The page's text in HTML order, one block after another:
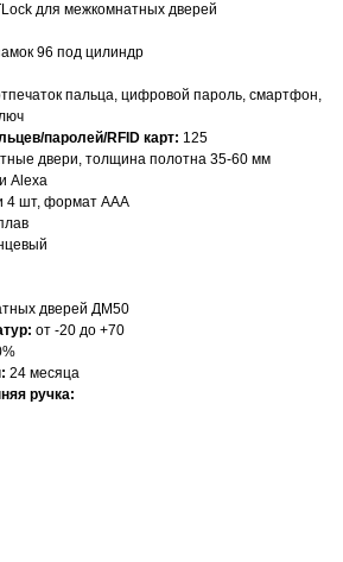
для межкомнатных дверей
96 под цилиндр
пальца, цифровой пароль, смартфон,
паролей/RFID карт: 125
двери, толщина полотна 35-60 мм
Alexa
4 шт, формат AAA
дверей ДМ50
от -20 до +70
24 месяца
ручка: